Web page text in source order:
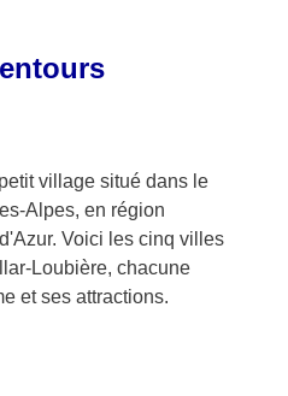
village situé dans le
Alpes, en région
Voici les cinq villes
Loubière, chacune
et ses attractions.